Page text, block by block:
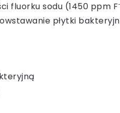
fluorku sodu (1450 ppm
płytki